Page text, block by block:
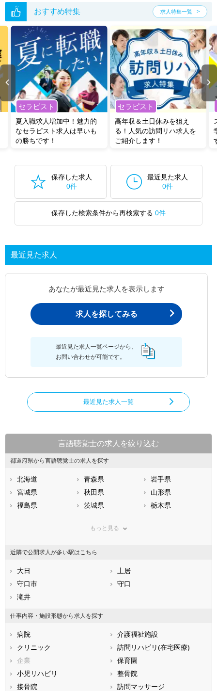
おすすめ特集 求人特集一覧
セラピスト
夏入職求人増加中！魅力的
なセラピスト求人は早いも
の勝ちです！
セラピスト
高年収＆土日休みを狙え
る！人気の訪問リハ求人を
ご紹介します！
保存した求人
0件
最近見た求人
0件
保存した検索条件から再検索する 0件
最近見た求人
あなたが最近見た求人を表示します
求人を探してみる
最近見た求人一覧ページから、
お問い合わせが可能です。
最近見た求人一覧
言語聴覚士の求人を絞り込む
都道府県から言語聴覚士の求人を探す
北海道 青森県
岩手県
宮城県
秋田県
山形県
福島県
茨城県
栃木県
神奈川県
石川県
福井県
静岡県
滋賀県
兵庫県
香川県
高知県
福岡県
長崎県
熊本県
鹿児島県
もっと見る
近隣で公開求人が多い駅はこちら
大日
土居
守口市
守口
滝井
仕事内容・施設形態から求人を探す
病院
介護福祉施設
クリニック
訪問リハビリ(在宅医療)
企業
保育園
小児リハビリ
整骨院
接骨院
訪問マッサージ